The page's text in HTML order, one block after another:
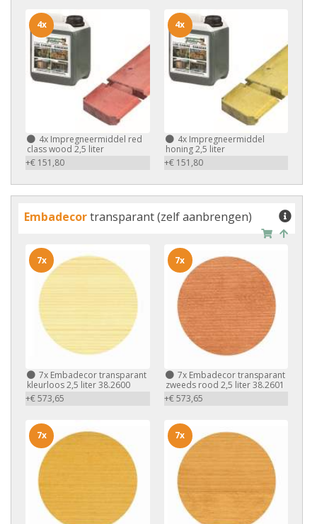
4x Impregneermiddel red
class wood 2,5 liter
+€ 151,80
4x
4xImpregneermiddel
honing 2,5 liter
+€ 151,80
4x
Embadecortransparant (zelf aanbrengen)
7x Embadecor transparant
kleurloos 2,5 liter 38.2600
+€ 573,65
7x
7xEmbadecor transparant
zweeds rood 2,5 liter 38.2601
+€ 573,65
7x
7x 7x